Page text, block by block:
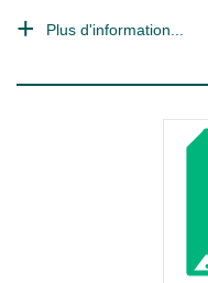
Plus d'information...